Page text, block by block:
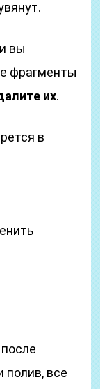
вы
фрагменты
их.
в
полив, все